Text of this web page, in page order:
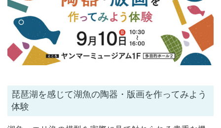
琵琶湖を感じて湖魚の陶器・版画を作ってみよう
体験